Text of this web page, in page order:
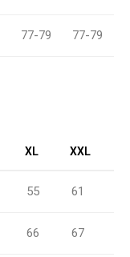
77-79 77-79
XL XXL
55 61
66 67